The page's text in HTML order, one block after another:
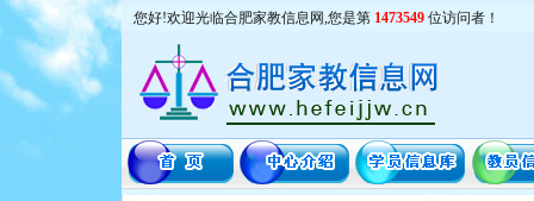
您好!欢迎光临合肥家教信息网,您是第 1473549 位访问者！